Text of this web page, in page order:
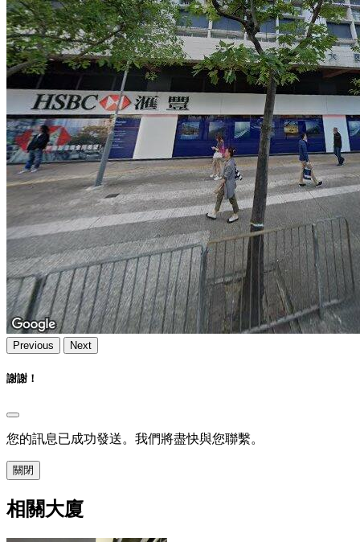
Previous Next
謝謝！
您的訊息已成功發送。我們將盡快與您聯繫。
關閉
相關大廈